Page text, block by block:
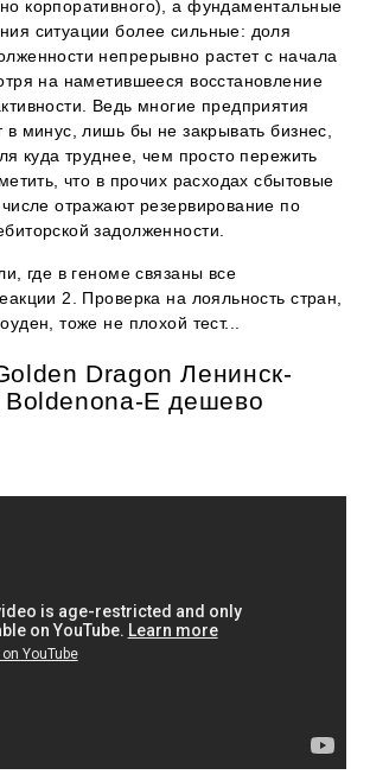
корпоративного), а фундаментальные
ситуации более сильные: доля
непрерывно растет с начала
на наметившееся восстановление
Ведь многие предприятия
в минус, лишь бы не закрывать бизнес,
куда труднее, чем просто пережить
что в прочих расходах сбытовые
отражают резервирование по
задолженности.
где в геноме связаны все
2. Проверка на лояльность стран,
тоже не плохой тест...
Dragon Ленинск-
Boldenona-E дешево